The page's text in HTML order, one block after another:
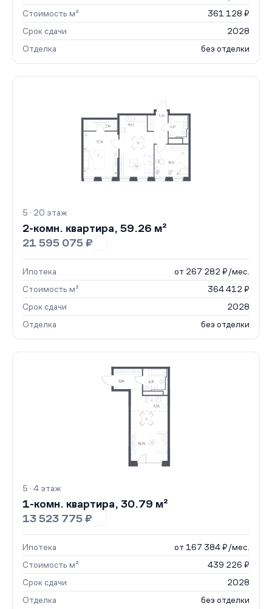
Стоимость м²
361 128 ₽
Срок сдачи
2028
Отделка
без отделки
5 · 20 этаж
2-комн. квартира, 59.26 м²
21 595 075 ₽
Ипотека
от 267 282 ₽/мес.
Стоимость м²
364 412 ₽
Срок сдачи
2028
Отделка
без отделки
5 · 4 этаж
1-комн. квартира, 30.79 м²
13 523 775 ₽
Ипотека
от 167 384 ₽/мес.
Стоимость м²
439 226 ₽
Срок сдачи
2028
Отделка
без отделки